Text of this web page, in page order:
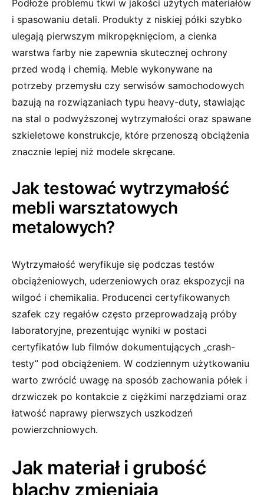
Podłoże problemu tkwi w jakości użytych materiałów
i spasowaniu detali. Produkty z niskiej półki szybko
ulegają pierwszym mikropęknięciom, a cienka
warstwa farby nie zapewnia skutecznej ochrony
przed wodą i chemią. Meble wykonywane na
potrzeby przemysłu czy serwisów samochodowych
bazują na rozwiązaniach typu heavy-duty, stawiając
na stal o podwyższonej wytrzymałości oraz spawane
szkieletowe konstrukcje, które przenoszą obciążenia
znacznie lepiej niż modele skręcane.
Jak testować wytrzymałość
mebli warsztatowych
metalowych?
Wytrzymałość weryfikuje się podczas testów
obciążeniowych, uderzeniowych oraz ekspozycji na
wilgoć i chemikalia. Producenci certyfikowanych
szafek czy regałów często przeprowadzają próby
laboratoryjne, prezentując wyniki w postaci
certyfikatów lub filmów dokumentujących „crash-
testy” pod obciążeniem. W codziennym użytkowaniu
warto zwrócić uwagę na sposób zachowania półek i
drzwiczek po kontakcie z ciężkimi narzędziami oraz
łatwość naprawy pierwszych uszkodzeń
powierzchniowych.
Jak materiał i grubość
blachy zmieniają